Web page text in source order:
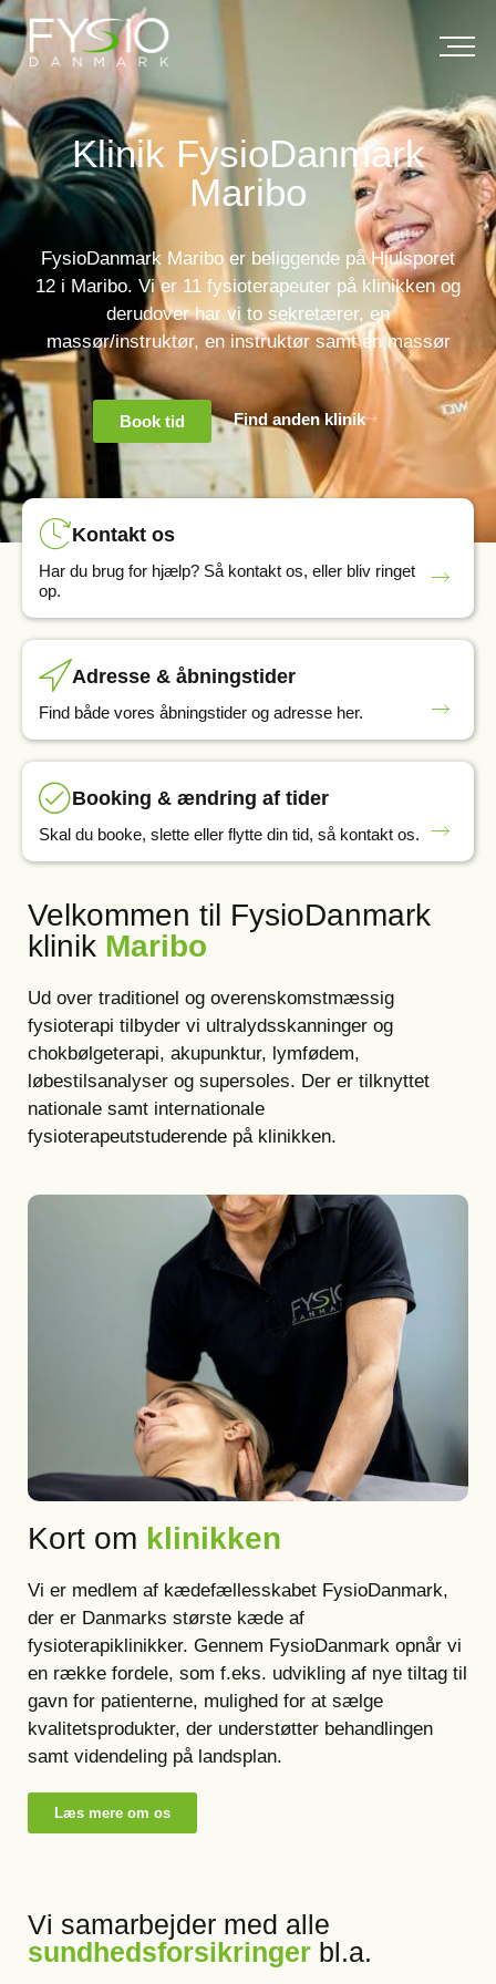
Klinik FysioDanmark
Maribo
FysioDanmark Maribo er beliggende på Hjulsporet
12 i Maribo. Vi er 11 fysioterapeuter på klinikken og
derudover har vi to sekretærer, en
massør/instruktør, en instruktør samt en massør
Book tid Find anden klinik
Kontakt os
Har du brug for hjælp? Så kontakt os, eller bliv ringet
op.
Adresse & åbningstider
Find både vores åbningstider og adresse her.
Booking & ændring af tider
Skal du booke, slette eller flytte din tid, så kontakt os.
Velkommen til FysioDanmark
klinik Maribo
Ud over traditionel og overenskomstmæssig
fysioterapi tilbyder vi ultralydsskanninger og
chokbølgeterapi, akupunktur, lymfødem,
løbestilsanalyser og supersoles. Der er tilknyttet
nationale samt internationale
fysioterapeutstuderende på klinikken.
Kort om klinikken
Vi er medlem af kædefællesskabet FysioDanmark,
der er Danmarks største kæde af
fysioterapiklinikker. Gennem FysioDanmark opnår vi
en række fordele, som f.eks. udvikling af nye tiltag til
gavn for patienterne, mulighed for at sælge
kvalitetsprodukter, der understøtter behandlingen
samt videndeling på landsplan.
Læs mere om os
Vi samarbejder med alle
sundhedsforsikringer bl.a.